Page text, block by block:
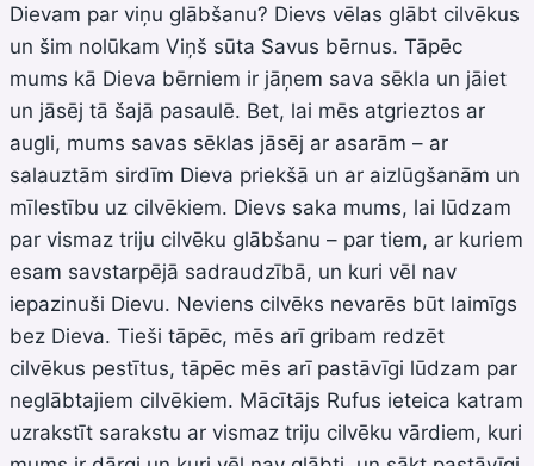
Dievam par viņu glābšanu? Dievs vēlas glābt cilvēkus
un šim nolūkam Viņš sūta Savus bērnus. Tāpēc
mums kā Dieva bērniem ir jāņem sava sēkla un jāiet
un jāsēj tā šajā pasaulē. Bet, lai mēs atgrieztos ar
augli, mums savas sēklas jāsēj ar asarām – ar
salauztām sirdīm Dieva priekšā un ar aizlūgšanām un
mīlestību uz cilvēkiem. Dievs saka mums, lai lūdzam
par vismaz triju cilvēku glābšanu – par tiem, ar kuriem
esam savstarpējā sadraudzībā, un kuri vēl nav
iepazinuši Dievu. Neviens cilvēks nevarēs būt laimīgs
bez Dieva. Tieši tāpēc, mēs arī gribam redzēt
cilvēkus pestītus, tāpēc mēs arī pastāvīgi lūdzam par
neglābtajiem cilvēkiem. Mācītājs Rufus ieteica katram
uzrakstīt sarakstu ar vismaz triju cilvēku vārdiem, kuri